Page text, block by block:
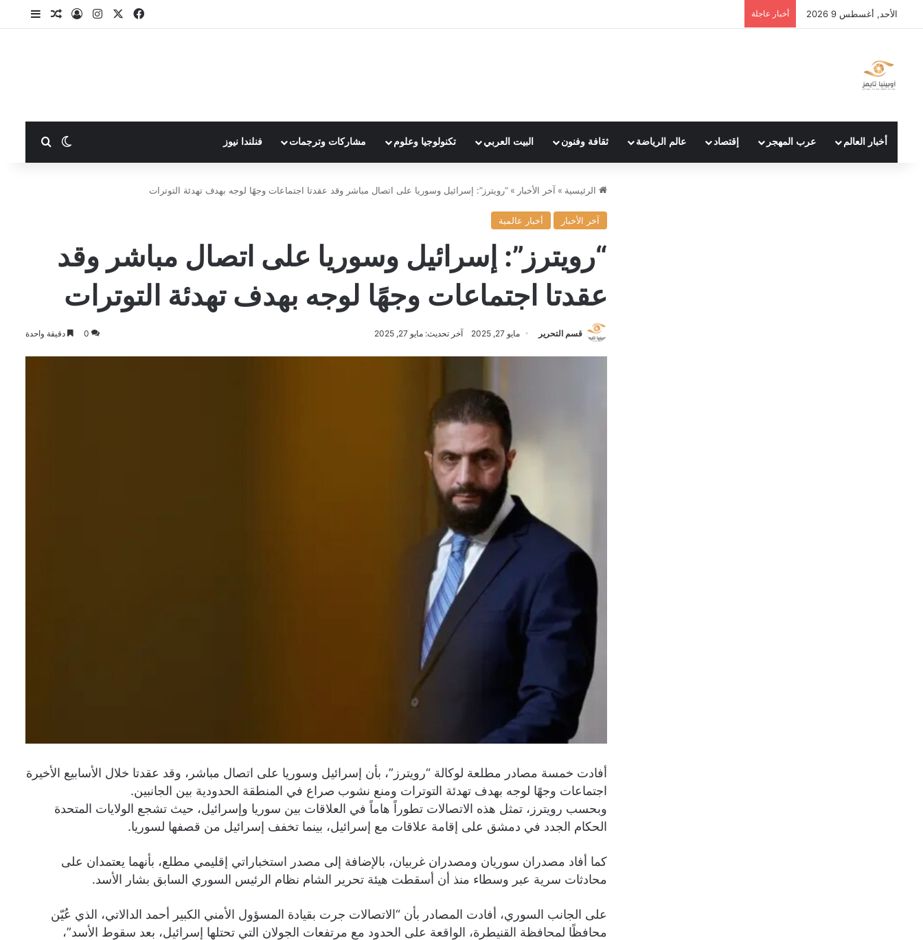
الأحد, أغسطس 9 2026 أخبار عاجلة فيسبوك انستقرامتسجيل الدخول
مقالإضافة
أخبار العالم عرب المهجر إقتصاد عالم الرياضة ثقافة وفنون البيت العربي تكنولوجيا وعلوم مشاركات وترجمات فنلندا نيوز الوضعبحث عن
الرئيسية » آخر الأخبار » “رويترز”: إسرائيل وسوريا على اتصال مباشر وقد عقدتا اجتماعات وجهًا لوجه بهدف تهدئة التوترات
آخر الأخبار أخبار عالمية
“رويترز”: إسرائيل وسوريا على اتصال مباشر وقد
عقدتا اجتماعات وجهًا لوجه بهدف تهدئة التوترات
قسم التحرير مايو 27, 2025 آخر تحديث: مايو 27, 2025 0 دقيقة واحدة
أفادت خمسة مصادر مطلعة لوكالة “رويترز”، بأن إسرائيل وسوريا على اتصال مباشر، وقد عقدتا خلال الأسابيع الأخيرة
اجتماعات وجهًا لوجه بهدف تهدئة التوترات ومنع نشوب صراع في المنطقة الحدودية بين الجانبين.
وبحسب رويترز، تمثل هذه الاتصالات تطوراً هاماً في العلاقات بين سوريا وإسرائيل، حيث تشجع الولايات المتحدة
الحكام الجدد في دمشق على إقامة علاقات مع إسرائيل، بينما تخفف إسرائيل من قصفها لسوريا.
كما أفاد مصدران سوريان ومصدران غربيان، بالإضافة إلى مصدر استخباراتي إقليمي مطلع، بأنهما يعتمدان على
محادثات سرية عبر وسطاء منذ أن أسقطت هيئة تحرير الشام نظام الرئيس السوري السابق بشار الأسد.
على الجانب السوري، أفادت المصادر بأن “الاتصالات جرت بقيادة المسؤول الأمني ​​الكبير أحمد الدالاتي، الذي عُيّن
محافظًا لمحافظة القنيطرة، الواقعة على الحدود مع مرتفعات الجولان التي تحتلها إسرائيل، بعد سقوط الأسد”،